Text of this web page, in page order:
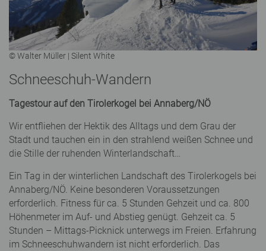
© Walter Müller | Silent White
Schneeschuh-Wandern
Tagestour auf den Tirolerkogel bei Annaberg/NÖ
Wir entfliehen der Hektik des Alltags und dem Grau der
Stadt und tauchen ein in den strahlend weißen Schnee und
die Stille der ruhenden Winterlandschaft…
Ein Tag in der winterlichen Landschaft des Tirolerkogels bei
Annaberg/NÖ. Keine besonderen Voraussetzungen
erforderlich. Fitness für ca. 5 Stunden Gehzeit und ca. 800
Höhenmeter im Auf- und Abstieg genügt. Gehzeit ca. 5
Stunden – Mittags-Picknick unterwegs im Freien. Erfahrung
im Schneeschuhwandern ist nicht erforderlich. Das